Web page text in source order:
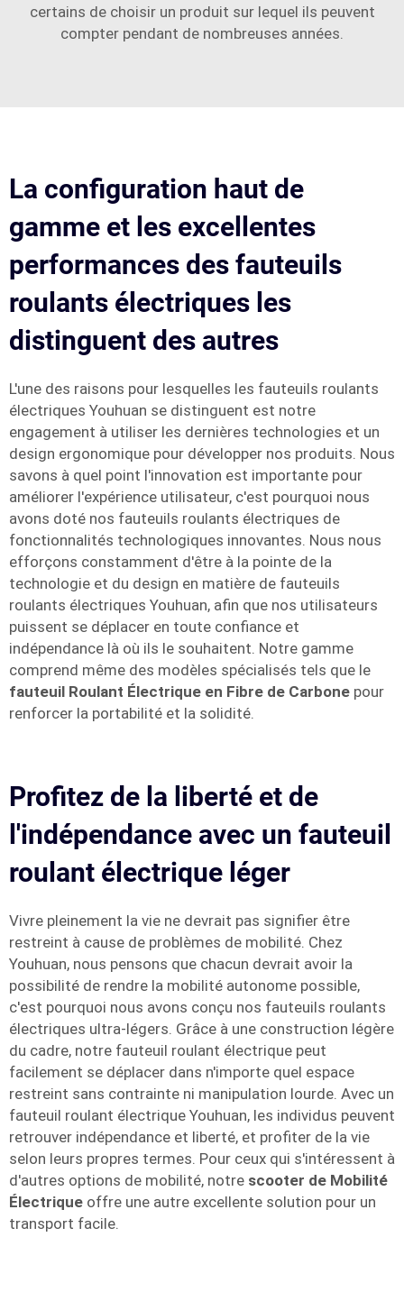
certains de choisir un produit sur lequel ils peuvent
compter pendant de nombreuses années.
La configuration haut de
gamme et les excellentes
performances des fauteuils
roulants électriques les
distinguent des autres
L'une des raisons pour lesquelles les fauteuils roulants
électriques Youhuan se distinguent est notre
engagement à utiliser les dernières technologies et un
design ergonomique pour développer nos produits. Nous
savons à quel point l'innovation est importante pour
améliorer l'expérience utilisateur, c'est pourquoi nous
avons doté nos fauteuils roulants électriques de
fonctionnalités technologiques innovantes. Nous nous
efforçons constamment d'être à la pointe de la
technologie et du design en matière de fauteuils
roulants électriques Youhuan, afin que nos utilisateurs
puissent se déplacer en toute confiance et
indépendance là où ils le souhaitent. Notre gamme
comprend même des modèles spécialisés tels que le
fauteuil Roulant Électrique en Fibre de Carbone pour
renforcer la portabilité et la solidité.
Profitez de la liberté et de
l'indépendance avec un fauteuil
roulant électrique léger
Vivre pleinement la vie ne devrait pas signifier être
restreint à cause de problèmes de mobilité. Chez
Youhuan, nous pensons que chacun devrait avoir la
possibilité de rendre la mobilité autonome possible,
c'est pourquoi nous avons conçu nos fauteuils roulants
électriques ultra-légers. Grâce à une construction légère
du cadre, notre fauteuil roulant électrique peut
facilement se déplacer dans n'importe quel espace
restreint sans contrainte ni manipulation lourde. Avec un
fauteuil roulant électrique Youhuan, les individus peuvent
retrouver indépendance et liberté, et profiter de la vie
selon leurs propres termes. Pour ceux qui s'intéressent à
d'autres options de mobilité, notre scooter de Mobilité
Électrique offre une autre excellente solution pour un
transport facile.